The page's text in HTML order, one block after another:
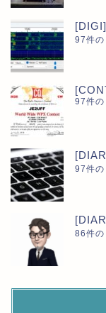
97件の
97件の
97件の
86件の